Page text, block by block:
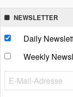
NEWSLETTER
Daily
Weekly